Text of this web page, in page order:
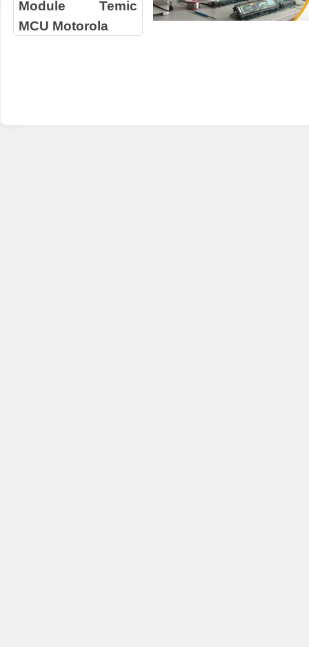
Module Temic
MCU Motorola